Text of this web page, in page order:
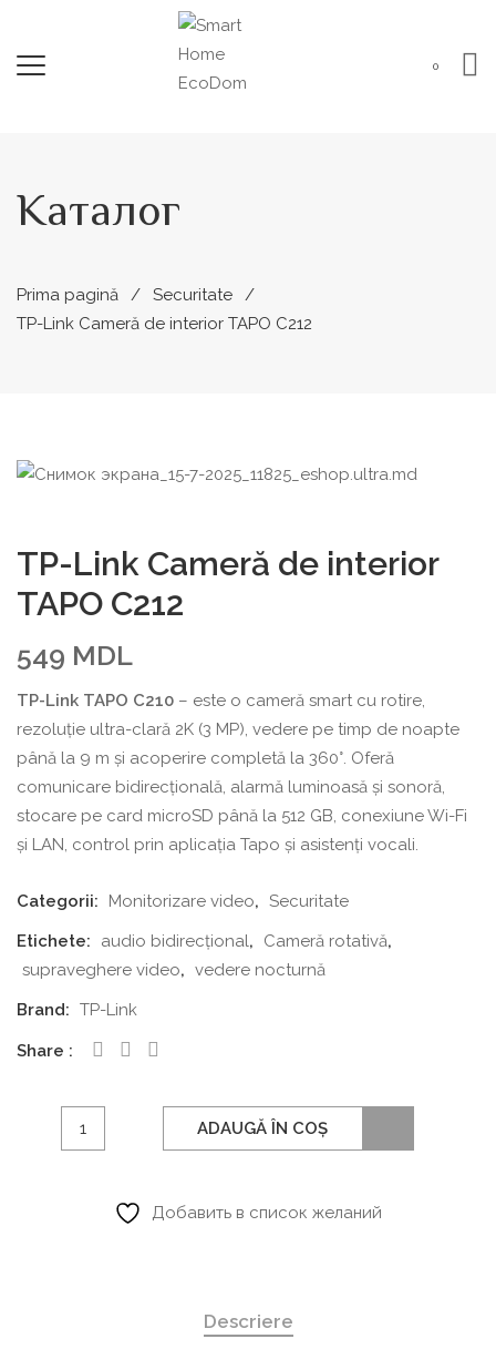
0
Каталог
Prima pagină
Securitate
TP-Link Cameră de interior TAPO C212
TP-Link Cameră de interior
TAPO C212
549 MDL
TP-Link TAPO C210 – este o cameră smart cu rotire,
rezoluție ultra-clară 2K (3 MP), vedere pe timp de noapte
până la 9 m și acoperire completă la 360°. Oferă
comunicare bidirecțională, alarmă luminoasă și sonoră,
stocare pe card microSD până la 512 GB, conexiune Wi-Fi
și LAN, control prin aplicația Tapo și asistenți vocali.
Categorii: Monitorizare video, Securitate
Etichete:
audio bidirecțional, Cameră rotativă,
supraveghere video, vedere nocturnă
Brand: TP-Link
Share
Cantitate
TP-
Cameră
ADAUGĂ ÎN COȘ
Добавить в список желаний
Descriere